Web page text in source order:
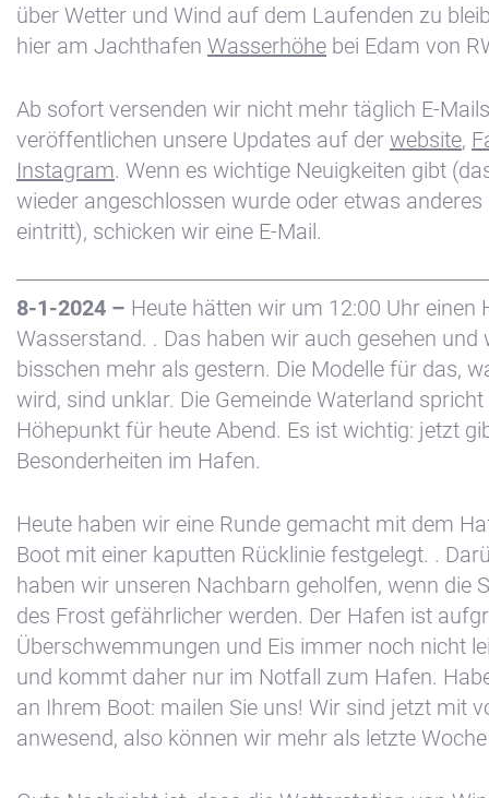
über Wetter und Wind auf dem Laufenden zu
hier am Jachthafen Wasserhöhe bei Edam von
Ab sofort versenden wir nicht mehr täglich E-
veröffentlichen unsere Updates auf der website,
Instagram. Wenn es wichtige Neuigkeiten gibt
wieder angeschlossen wurde oder etwas
eintritt), schicken wir eine E-Mail.
8-1-2024 – Heute hätten wir um 12:00 Uhr einen
Wasserstand. . Das haben wir auch gesehen und
bisschen mehr als gestern. Die Modelle für das,
wird, sind unklar. Die Gemeinde Waterland
Höhepunkt für heute Abend. Es ist wichtig: jetzt
Besonderheiten im Hafen.
Heute haben wir eine Runde gemacht mit dem
Boot mit einer kaputten Rücklinie festgelegt. .
haben wir unseren Nachbarn geholfen, wenn die
des Frost gefährlicher werden. Der Hafen ist
Überschwemmungen und Eis immer noch nicht
und kommt daher nur im Notfall zum Hafen.
an Ihrem Boot: mailen Sie uns! Wir sind jetzt mit
anwesend, also können wir mehr als letzte